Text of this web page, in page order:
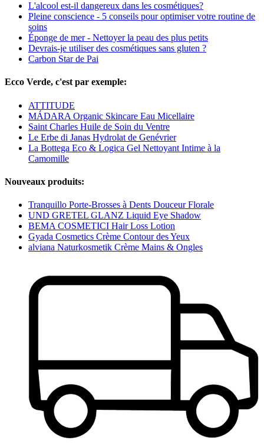
L'alcool est-il dangereux dans les cosmétiques?
Pleine conscience - 5 conseils pour optimiser votre routine de
soins
Éponge de mer - Nettoyer la peau des plus petits
Devrais-je utiliser des cosmétiques sans gluten ?
Carbon Star de Pai
Ecco Verde, c'est par exemple:
ATTITUDE
MÁDARA Organic Skincare Eau Micellaire
Saint Charles Huile de Soin du Ventre
Le Erbe di Janas Hydrolat de Genévrier
La Bottega Eco & Logica Gel Nettoyant Intime à la
Camomille
Nouveaux produits:
Tranquillo Porte-Brosses à Dents Douceur Florale
UND GRETEL GLANZ Liquid Eye Shadow
BEMA COSMETICI Hair Loss Lotion
Gyada Cosmetics Crème Contour des Yeux
alviana Naturkosmetik Crème Mains & Ongles